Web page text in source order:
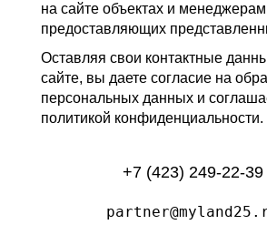
на сайте объектах и
предоставляющих
Оставляя свои контактные
сайте, вы даете согласие на
персональных данных и
политикой конфиденциальности.
+7 (423) 249-22-39